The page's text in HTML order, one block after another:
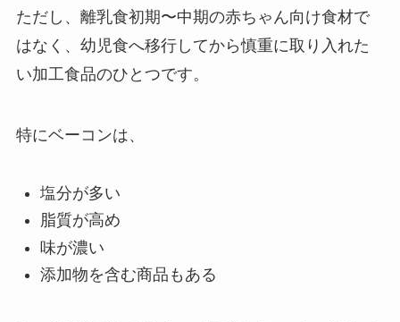
ただし、離乳食初期〜中期の赤ちゃん向け食材で
はなく、幼児食へ移行してから慎重に取り入れた
い加工食品のひとつです。
特にベーコンは、
塩分が多い
脂質が高め
味が濃い
添加物を含む商品もある